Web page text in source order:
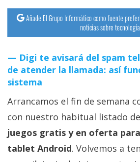
Añade El Grupo Informático como fuente
noticias sobre tecnología
Digi te avisará del spam
de atender la llamada: así
sistema
Arrancamos el fin de semana
con nuestro habitual listado de
juegos gratis y en oferta
tablet Android. Volvemos a